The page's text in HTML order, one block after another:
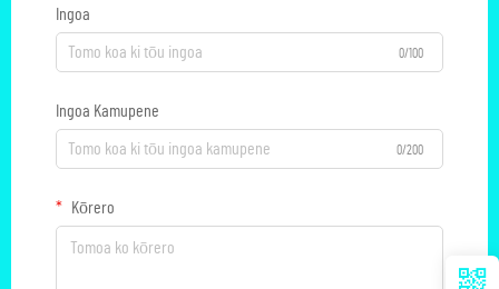
Ingoa
0/100
Ingoa Kamupene
0/200
Kōrero